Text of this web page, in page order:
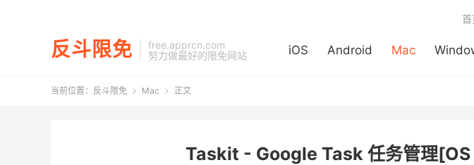
反斗限免
free.apprcn.com
努力做最好的限免网站
iOS Android Mac
首
当前位置： 反斗限免  Mac  正文
Taskit - Google Task 任务管理